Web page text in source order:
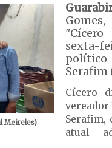
Meireles)
sexta-
Serafim
Cícero
Serafim,
atual